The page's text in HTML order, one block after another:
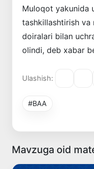
Muloqot yakunida
tashkillashtirish va
doiralari bilan
olindi, deb xabar
Ulashish:
#BAA
Mavzuga oid